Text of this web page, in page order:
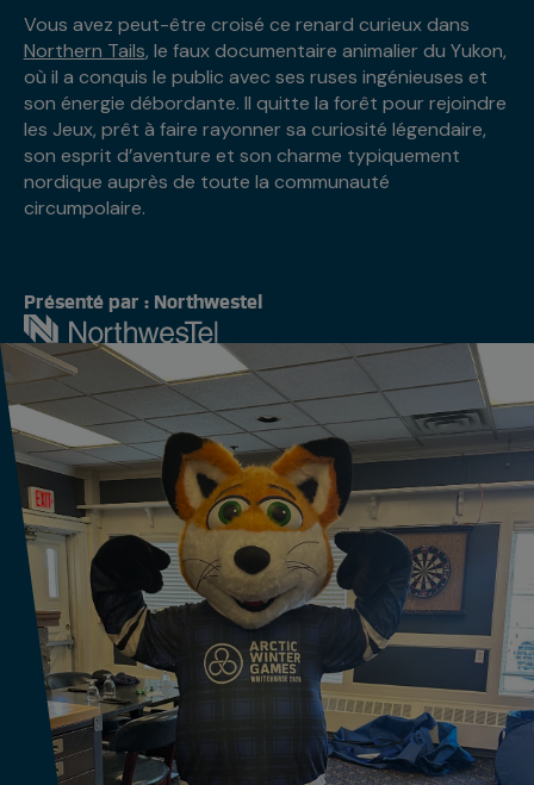
Vous avez peut-être croisé ce renard curieux dans
Northern Tails, le faux documentaire animalier du Yukon,
où il a conquis le public avec ses ruses ingénieuses et
son énergie débordante. Il quitte la forêt pour rejoindre
les Jeux, prêt à faire rayonner sa curiosité légendaire,
son esprit d’aventure et son charme typiquement
nordique auprès de toute la communauté
circumpolaire.
Présenté par : Northwestel